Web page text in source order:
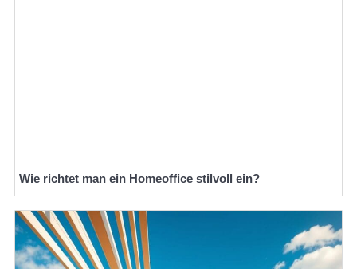
Wie richtet man ein Homeoffice stilvoll ein?